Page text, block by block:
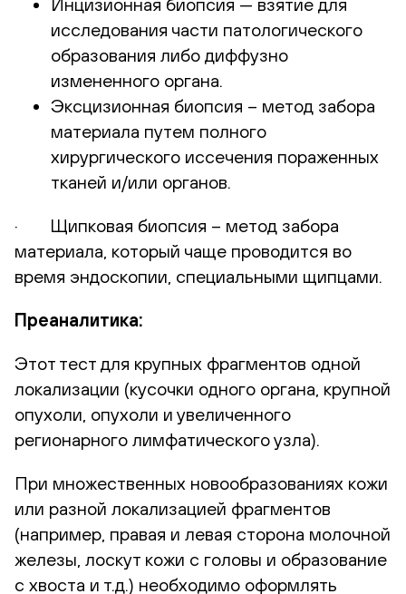
исследования части патологического
образования либо диффузно
измененного органа.
Эксцизионная биопсия – метод забора
материала путем полного
хирургического иссечения пораженных
тканей и/или органов.
· Щипковая биопсия – метод забора
материала, который чаще проводится во
время эндоскопии, специальными щипцами.
Преаналитика:
Этот тест для крупных фрагментов одной
локализации (кусочки одного органа, крупной
опухоли, опухоли и увеличенного
регионарного лимфатического узла).
При множественных новообразованиях кожи
или разной локализацией фрагментов
(например, правая и левая сторона молочной
железы, лоскут кожи с головы и образование
с хвоста и т.д.) необходимо оформлять